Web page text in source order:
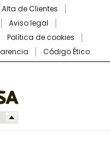
Alta de Clientes
Aviso legal
Política de cookies
Código Ético